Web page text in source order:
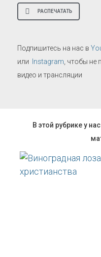
РАСПЕЧАТАТЬ
Подпишитесь на нас в
или Instagram , чтобы не
видео и трансляции
В этой рубрике у